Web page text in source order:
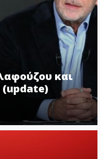
και
(update)